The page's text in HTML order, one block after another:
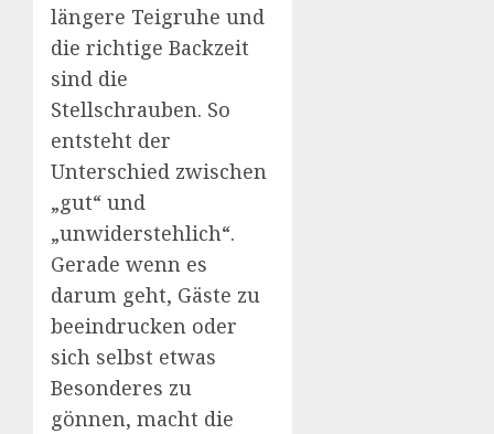
längere Teigruhe und
die richtige Backzeit
sind die
Stellschrauben. So
entsteht der
Unterschied zwischen
„gut“ und
„unwiderstehlich“.
Gerade wenn es
darum geht, Gäste zu
beeindrucken oder
sich selbst etwas
Besonderes zu
gönnen, macht die